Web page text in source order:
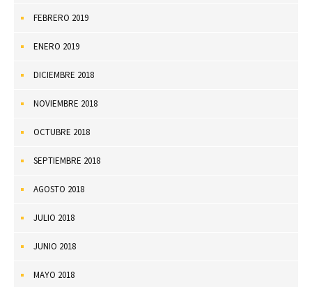
FEBRERO 2019
ENERO 2019
DICIEMBRE 2018
NOVIEMBRE 2018
OCTUBRE 2018
SEPTIEMBRE 2018
AGOSTO 2018
JULIO 2018
JUNIO 2018
MAYO 2018